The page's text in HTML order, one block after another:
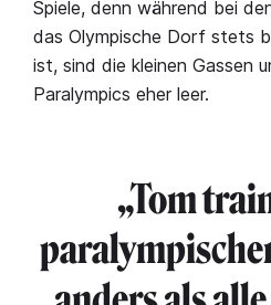
Spiele, denn während bei
das Olympische Dorf stets
ist, sind die kleinen Gassen
Paralympics eher leer.
„Tom